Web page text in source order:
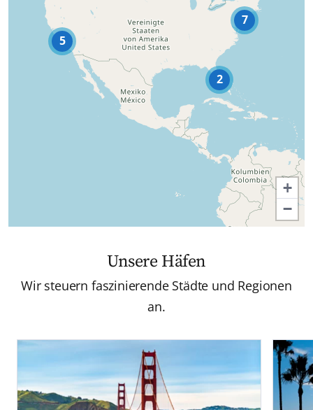
2
7
5
+
−
Unsere Häfen
Wir steuern faszinierende Städte und Regionen
an.